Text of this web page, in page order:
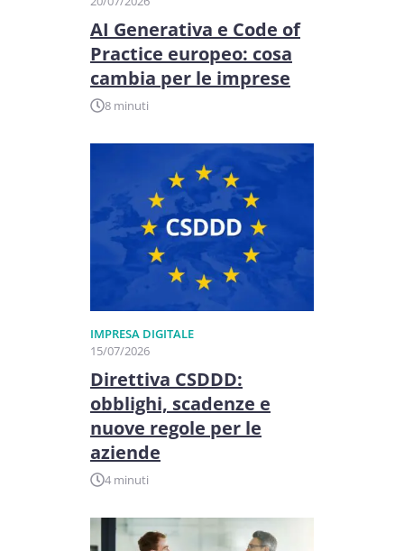
AI Generativa e Code of
Practice europeo: cosa
cambia per le imprese
8 minuti
IMPRESA DIGITALE
15/07/2026
Direttiva CSDDD:
obblighi, scadenze e
nuove regole per le
aziende
4 minuti